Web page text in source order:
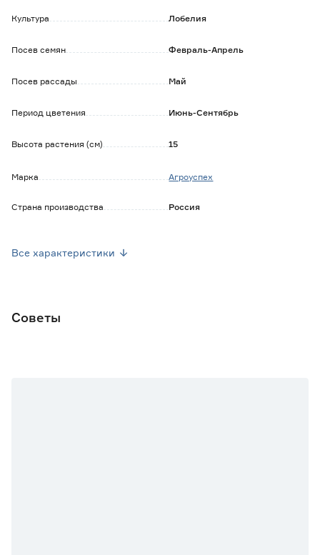
Культура Лобелия
Посев семян Февраль-Апрель
Посев рассады Май
Период цветения Июнь-Сентябрь
Высота растения (см) 15
Марка Агроуспех
Страна производства Россия
Все характеристики
Советы